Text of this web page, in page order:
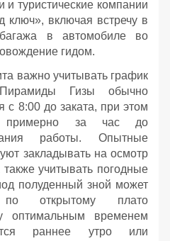
туристические компании
ключ», включая встречу в
в автомобиле во
гидом.
важно учитывать график
Гизы обычно
8:00 до заката, при этом
примерно за час до
работы. Опытные
закладывать на осмотр
учитывать погодные
полуденный зной может
по открытому плато
оптимальным временем
раннее утро или